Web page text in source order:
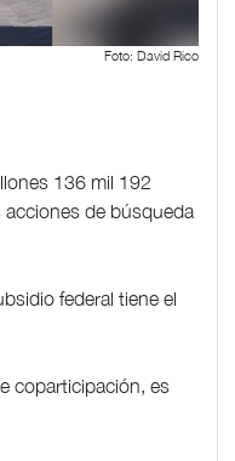
Foto: David Rico
136 mil 192
de búsqueda
federal tiene el
coparticipación, es